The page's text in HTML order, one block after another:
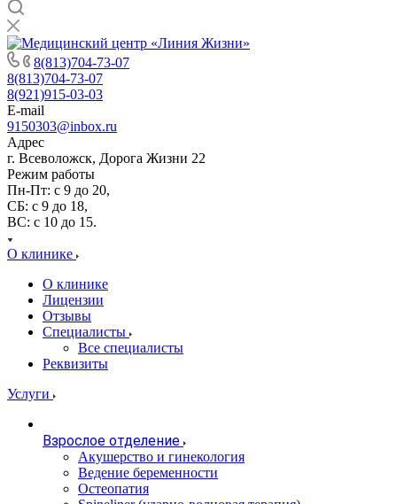
8(813)704-73-07
8(813)704-73-07
8(921)915-03-03
E-mail
9150303@inbox.ru
Адрес
г. Всеволожск, Дорога Жизни 22
Режим работы
Пн-Пт: с 9 до 20,
СБ: с 9 до 18,
ВС: с 10 до 15.
О клинике
О клинике
Лицензии
Отзывы
Специалисты
Все специалисты
Реквизиты
Услуги
Взрослое отделение
Акушерство и гинекология
Ведение беременности
Остеопатия